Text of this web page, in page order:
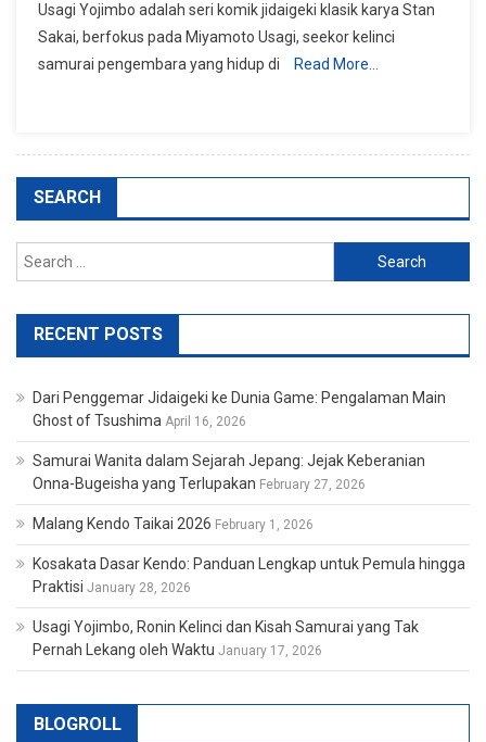
Yojimbo,
Ronin
Pernah
Lekang
Oleh
Usagi Yojimbo adalah seri komik jidaigeki klasik karya Stan
Sakai, berfokus pada Miyamoto Usagi, seekor kelinci
samurai pengembara yang hidup di
Read More…
SEARCH
Search
for:
RECENT POSTS
Dari Penggemar Jidaigeki ke Dunia Game: Pengalaman Main
Ghost of Tsushima April 16, 2026
Samurai Wanita dalam Sejarah Jepang: Jejak Keberanian
Onna-Bugeisha yang Terlupakan February 27, 2026
Malang Kendo Taikai 2026 February 1, 2026
Kosakata Dasar Kendo: Panduan Lengkap untuk Pemula hingga
Praktisi January 28, 2026
Usagi Yojimbo, Ronin Kelinci dan Kisah Samurai yang Tak
Pernah Lekang oleh Waktu January 17, 2026
BLOGROLL